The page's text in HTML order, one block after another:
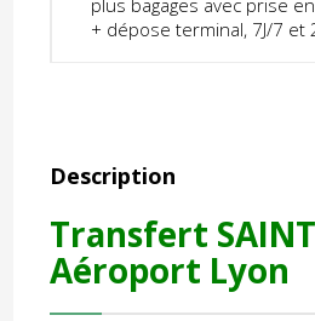
plus bagages avec prise
+ dépose terminal, 7J/7 et
Description
Transfert
Aéroport Lyon